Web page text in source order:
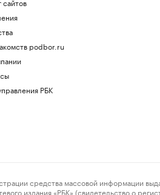
podbor.ru
РБК
средства массовой информации
издания «РБК» (свидетельство о